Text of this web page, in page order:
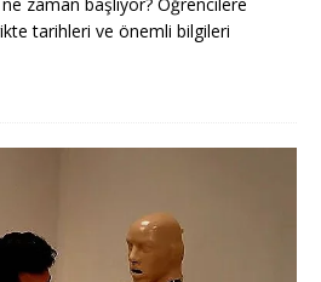
tarihleri ve önemli bilgileri